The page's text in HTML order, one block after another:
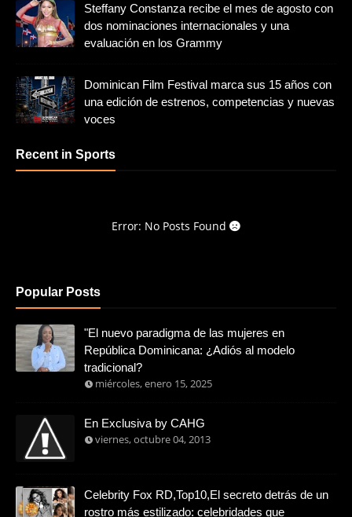
Steffany Constanza recibe el mes de agosto con
dos nominaciones internacionales y una
evaluación en los Grammy
Dominican Film Festival marca sus 15 años con
una edición de estrenos, competencias y nuevas
voces
Recent in Sports
Error: No Posts Found
Popular Posts
"El nuevo paradigma de las mujeres en
República Dominicana: ¿Adiós al modelo
tradicional?
miércoles, enero 15, 2025
En Exclusiva by CAHG
viernes, octubre 04, 2013
Celebrity Fox RD,Top10,El secreto detrás de un
rostro más estilizado: celebridades que